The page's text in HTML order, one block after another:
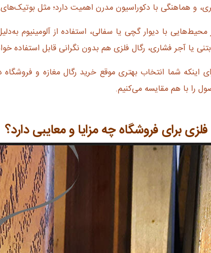
و هماهنگی با دکوراسیون مدرن اهمیت دارد؛ مثل بوتیک‌های
با دیوار گچی یا سفالی، استفاده از آلومینیوم
یا آجر فشاری، رگال فلزی هم بدون نگرانی قابل استفاده
اینکه شما انتخاب بهتری موقع خرید رگال مغازه و
را با هم مقایسه می‌کنیم.
برای فروشگاه چه مزایا و معایبی دارد؟